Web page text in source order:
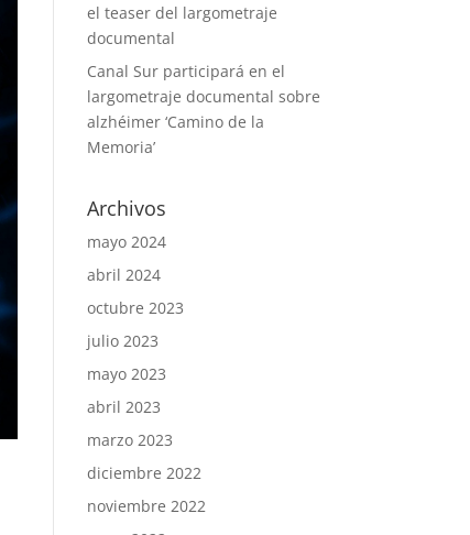
el teaser del largometraje
documental
Canal Sur participará en el
largometraje documental sobre
alzhéimer ‘Camino de la
Memoria’
Archivos
mayo 2024
abril 2024
octubre 2023
julio 2023
mayo 2023
abril 2023
marzo 2023
diciembre 2022
noviembre 2022